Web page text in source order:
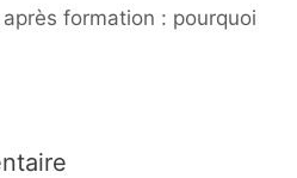
formation : pourquoi